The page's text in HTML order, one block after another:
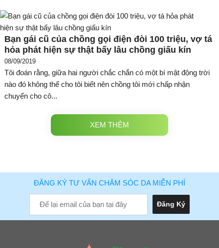
Bạn gái cũ của chồng gọi điện đòi 100 triệu, vợ tá
hỏa phát hiện sự thật bấy lâu chồng giấu kín
08/09/2019
Tôi đoán rằng, giữa hai người chắc chắn có một bí mật động trời
nào đó không thể cho tôi biết nên chồng tôi mới chấp nhận
chuyển cho cô...
XEM THÊM
ĐĂNG KÝ TƯ VẤN CHĂM SÓC DA MIỄN PHÍ